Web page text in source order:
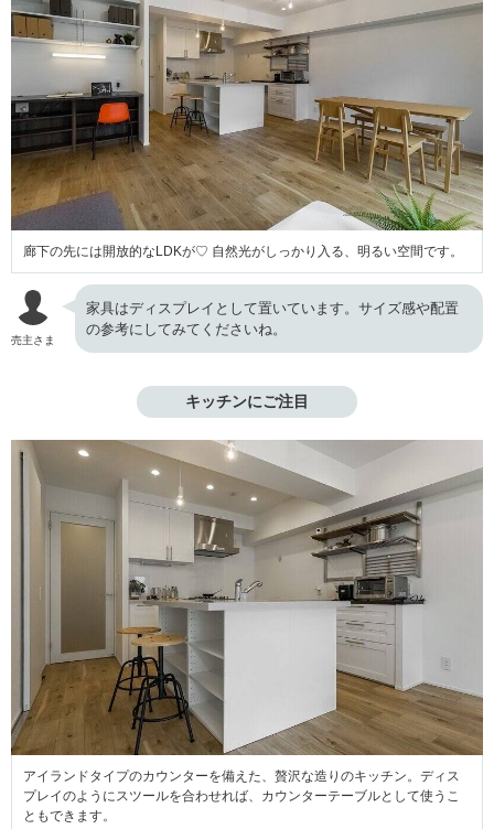
廊下の先には開放的なLDKが♡ 自然光がしっかり入る、明るい空間です。
売主さま
家具はディスプレイとして置いています。サイズ感や配置
の参考にしてみてくださいね。
キッチンにご注目
アイランドタイプのカウンターを備えた、贅沢な造りのキッチン。ディス
プレイのようにスツールを合わせれば、カウンターテーブルとして使うこ
ともできます。